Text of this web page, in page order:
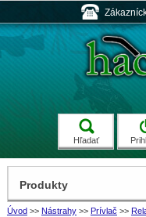
Hľadať
Úvod >> Nástrahy >> Prívlač >>
Produkty